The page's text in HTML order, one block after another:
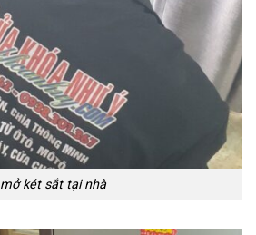
mở két sắt tại nhà